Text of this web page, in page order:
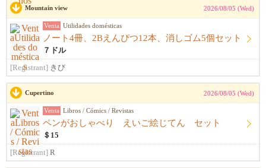
Mountain view 2026/08/05 (Wed)
Venta Utilidades domésticas
ノート4冊、2Bえんぴつ12本、消しゴム5個セット
７ドル
[Registrant] きび
Cupertino 2026/08/05 (Wed)
Venta Libros / Cómics / Revistas
ペンがおしゃべり えいご絵じてん セット
＄15
[Registrant] R